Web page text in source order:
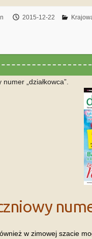
2015-12-22
numer „działkowca”.
w zimowej szacie